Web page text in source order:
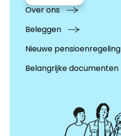
Over ons
Beleggen
Nieuwe pensioenregeling
Belangrijke documenten